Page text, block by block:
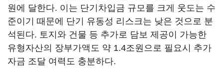
원에 달한다. 이는 단기차입금 규모를 크게 웃도는 수
준이기 때문에 단기 유동성 리스크는 낮은 것으로 분
석된다. 토지와 건물 등 추가로 담보 제공이 가능한
유형자산의 장부가액도 약 1.4조원으로 필요시 추가
자금 조달 여력도 충분하다.